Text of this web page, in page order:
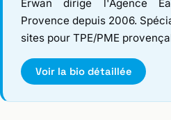
Erwan dirige l'Agence
Provence depuis 2006.
sites pour TPE/PME
Voir la bio détaillée